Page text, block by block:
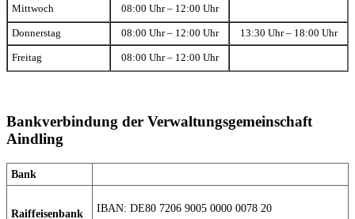
Mittwoch 08:00 Uhr – 12:00 Uhr
Donnerstag 08:00 Uhr – 12:00 Uhr 13:30 Uhr – 18:00 Uhr
Freitag 08:00 Uhr – 12:00 Uhr
Bankverbindung der Verwaltungsgemeinschaft
Aindling
Bank
Raiffeisenbank
IBAN: DE80 7206 9005 0000 0078 20